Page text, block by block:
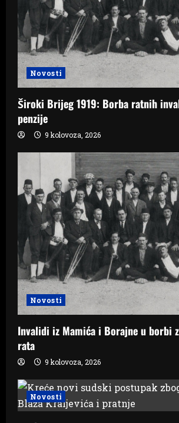
t
i
o
n
Novosti
Široki Brijeg 1919: Borba ratnih
penzije
9 kolovoza, 2026
Novosti
Invalidi iz Mamića i Borajne u borbi
rata
9 kolovoza, 2026
Novosti